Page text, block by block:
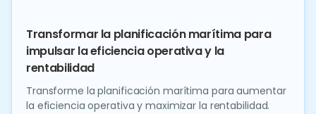
Transformar la planificación marítima para
impulsar la eficiencia operativa y la
rentabilidad
Transforme la planificación marítima para aumentar
la eficiencia operativa y maximizar la rentabilidad.